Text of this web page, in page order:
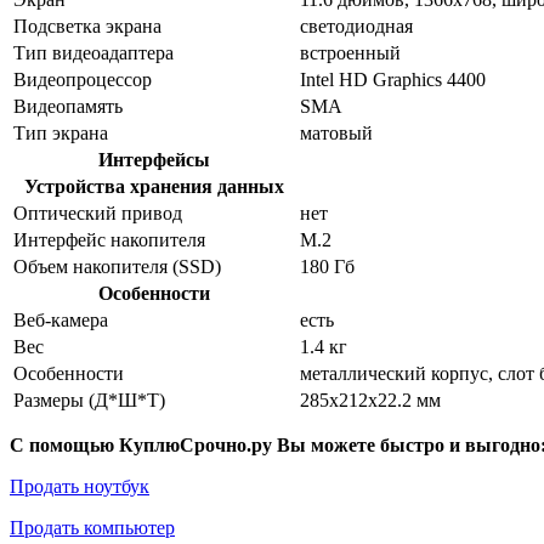
Подсветка экрана
светодиодная
Тип видеоадаптера
встроенный
Видеопроцессор
Intel HD Graphics 4400
Видеопамять
SMA
Тип экрана
матовый
Интерфейсы
Устройства хранения данных
Оптический привод
нет
Интерфейс накопителя
M.2
Объем накопителя (SSD)
180 Гб
Особенности
Веб-камера
есть
Вес
1.4 кг
Особенности
металлический корпус, слот
Размеры (Д*Ш*Т)
285x212x22.2 мм
С помощью КуплюСрочно.ру Вы можете быстро и выгодно:
Продать ноутбук
Продать компьютер